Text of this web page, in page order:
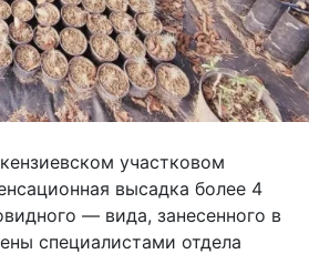
участковом
высадка более 4
— вида, занесенного в
специалистами отдела